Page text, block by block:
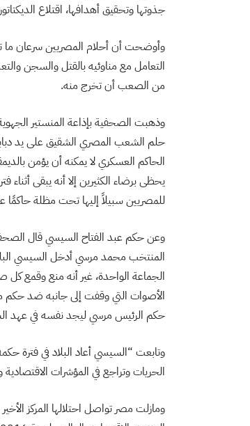
جذوتها وتحقيق أهدافها، اقتلاع
وأوضحت أن أحلام المصريين سرعان ما
التعامل مع مناوئيه بالقتل والسجن
من الصعب أن تخرج منه.
وذهبت الصحفية بإذاعة المنستير
حلم الشعب المصري الشقيق على يد
الحاكم العسكري لا يمكنه أن يؤمن
يحظى برضاء الكثيرين إلا أنه يبقى أثناء
للمصريين سبيلاً إليها تحت مظلة حاكمًا
وعن حكم عبد الفتاح السيسي قال
المنتخب محمد مرسي أدخل السيسي
الجماعة الواحدة، غير أنه منع وقمع
الأصوات التي وقفت إلى جانبه ضد حكم
حكم الرئيس مرسي ليجد نفسه في عهد
وتابعت “السيسي أعاد البلاد في فترة
الحريات وتراجع في المؤشرات الاقتصادية
ومازلت مصر تواصل احتلالها المركز